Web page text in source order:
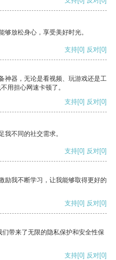
够放松身心，享受美好时光。
支持[0] 反对[0]
神器，无论是看视频、玩游戏还是工
用担心网速卡顿了。
支持[0] 反对[0]
我不同的社交需求。
支持[0] 反对[0]
励我不断学习，让我能够取得更好的
支持[0] 反对[0]
带来了无限的隐私保护和安全性保
支持[0] 反对[0]